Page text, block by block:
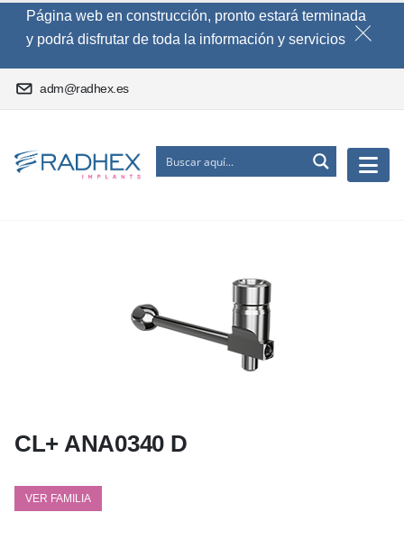
Página web en construcción, pronto estará terminada
y podrá disfrutar de toda la información y servicios
adm@radhex.es
CL+ ANA0340 D
VER FAMILIA